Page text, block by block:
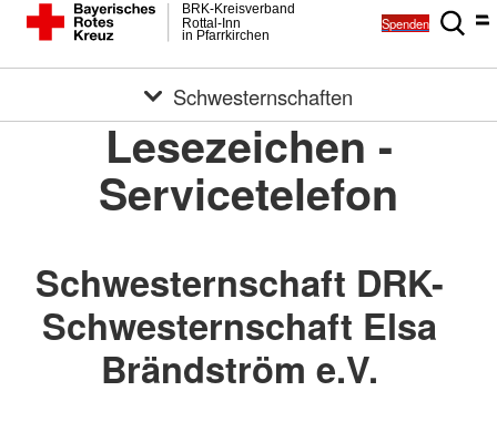
in Pfarrkirchen
Rottal-Inn
BRK-Kreisverband
Spenden
Schwesternschaften
Lesezeichen -
Servicetelefon
Schwesternschaft DRK-
Schwesternschaft Elsa
Brändström e.V.